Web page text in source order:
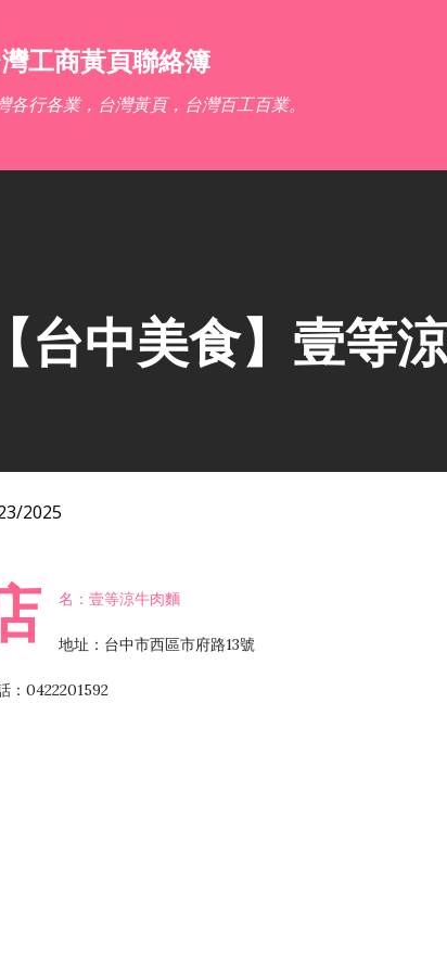
工商黃頁聯絡簿
各行各業，台灣黃頁，台灣百工百業。
【台中美食】壹等
2025
名：壹等涼牛肉麵
地址：台中市西區市府路13號
：0422201592